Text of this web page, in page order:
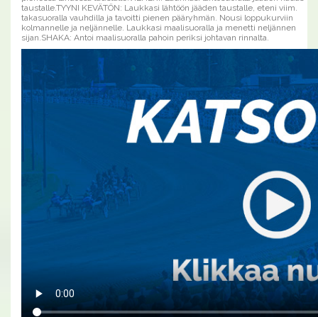
taustalle.TYYNI KEVÄTÖN: Laukkasi lähtöön jääden taustalle, eteni viim.
takasuoralla vauhdilla ja tavoitti pienen pääryhmän. Nousi loppukurviin
kolmannelle ja neljännelle. Laukkasi maalisuoralla ja menetti neljännen
sijan.SHAKA: Antoi maalisuoralla pahoin periksi johtavan rinnalta.